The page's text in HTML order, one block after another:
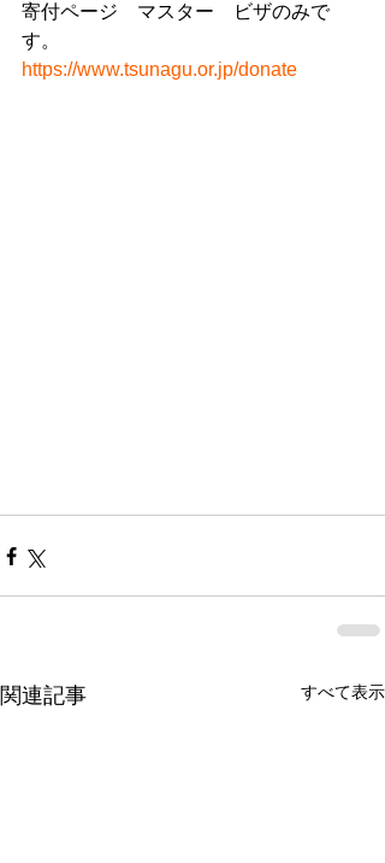
寄付ページ　マスター　ビザのみで
す。
https://www.tsunagu.or.jp/donate
関連記事 すべて表示